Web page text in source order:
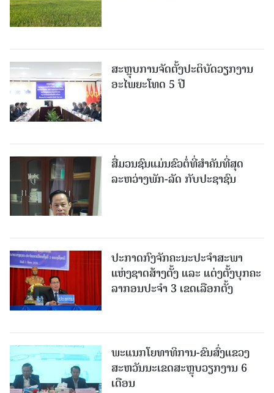
ສະຫຼຸບການຈັດຕັ້ງປະຕິບັດວຽກງານ
ອະໄພຍະໂທດ 5 ປີ
ສື່ມວນຊົນແມ່ນຂົວຕໍ່ທີ່ສໍາຄັນທີ່ສຸດ
ລະຫວ່າງພັກ-ລັດ ກັບປະຊາຊົນ
ປະກາດກົງຈັກຄະນະປະຈໍາສະພາ
ແຫ່ງຊາດສ້າງຕັ້ງ ແລະ ແຕ່ງຕັ້ງບຸກຄະ
ລາກອນປະຈໍາ 3 ເຂດເລືອກຕັ້ງ
ພະແນກໂຍທາທິການ-ຂົນສົ່ງແຂວງ
ສະຫວັນນະເຂດສະຫຼຸບວຽກງານ 6
ເດືອນ